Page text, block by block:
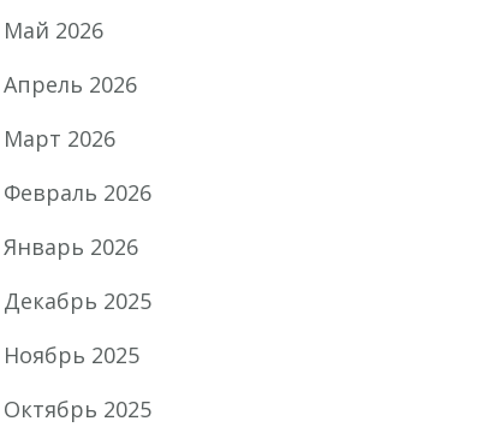
Май 2026
Апрель 2026
Март 2026
Февраль 2026
Январь 2026
Декабрь 2025
Ноябрь 2025
Октябрь 2025